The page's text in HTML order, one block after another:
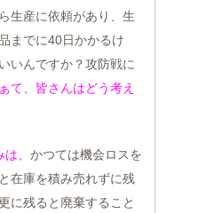
生産に依頼があり、生
までに40日かかるけ
いんですか？攻防戦に
て、皆さんはどう考え
、 かつては機会ロスを
在庫を積み売れずに残
に残ると廃棄すること